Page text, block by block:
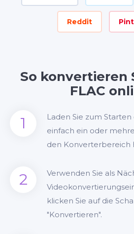
Reddit
So konvertieren
FLAC
1
Laden Sie zum
einfach ein oder
den Konverterbereich
2
Verwenden Sie als
klicken Sie auf die
"Konvertieren".